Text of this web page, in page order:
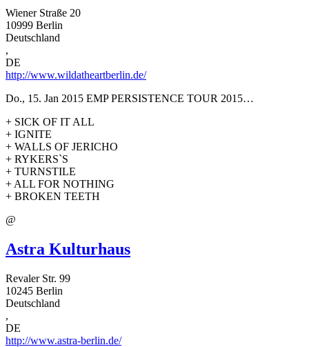
Wiener Straße 20
10999 Berlin
Deutschland
,
DE
http://www.wildatheartberlin.de/
Do., 15. Jan 2015 EMP PERSISTENCE TOUR 2015…
+ SICK OF IT ALL
+ IGNITE
+ WALLS OF JERICHO
+ RYKERS`S
+ TURNSTILE
+ ALL FOR NOTHING
+ BROKEN TEETH
@
Astra Kulturhaus
Revaler Str. 99
10245 Berlin
Deutschland
,
DE
http://www.astra-berlin.de/